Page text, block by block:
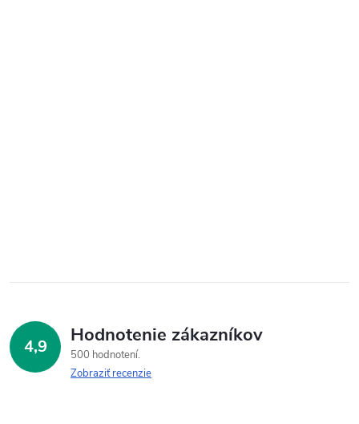
4,9 Hodnotenie zákazníkov
500 hodnotení
Zobraziť recenzie